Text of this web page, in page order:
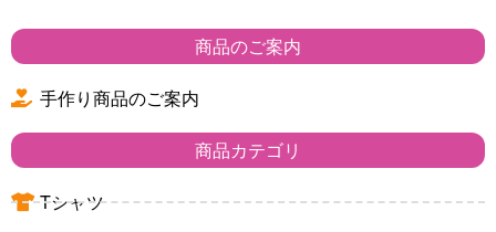
商品のご案内
手作り商品のご案内
商品カテゴリ
Tシャツ